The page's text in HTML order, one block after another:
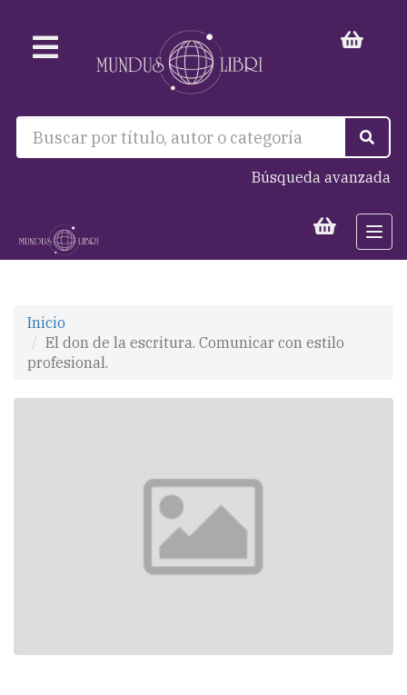
Búsqueda avanzada
Inicio
El don de la escritura. Comunicar con estilo
profesional.